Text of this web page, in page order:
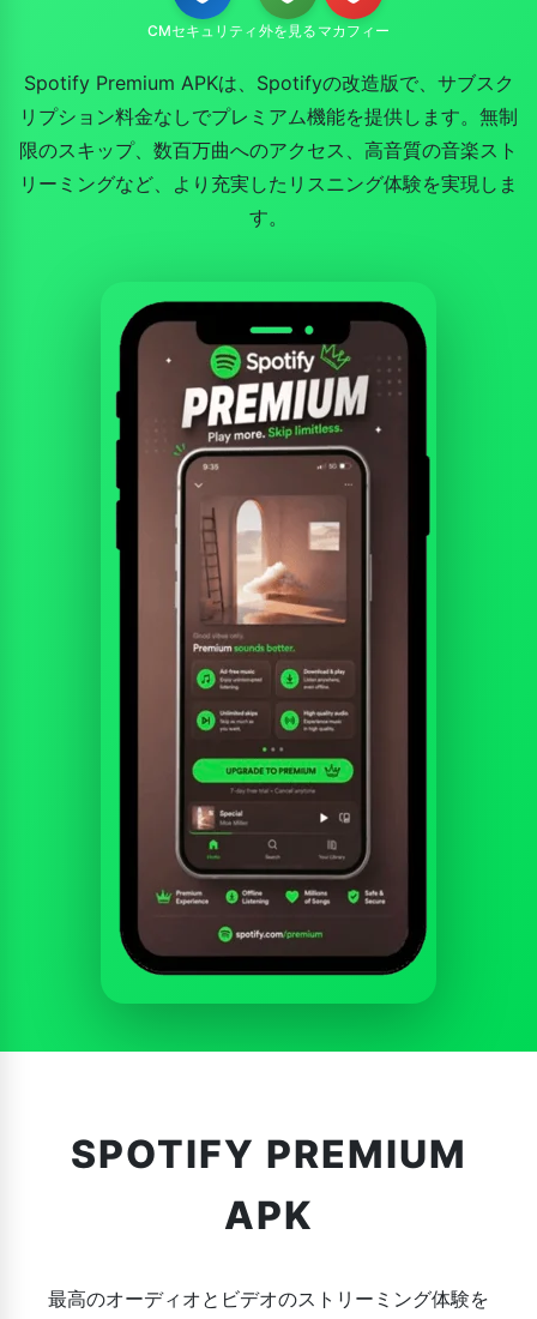
CMセキュリティ 外を見る マカフィー
Spotify Premium APKは、Spotifyの改造版で、サブスク
リプション料金なしでプレミアム機能を提供します。無制
限のスキップ、数百万曲へのアクセス、高音質の音楽スト
リーミングなど、より充実したリスニング体験を実現しま
す。
SPOTIFY PREMIUM
APK
最高のオーディオとビデオのストリーミング体験を